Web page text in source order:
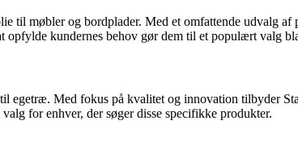
til møbler og bordplader. Med et omfattende udvalg
kundernes behov gør dem til et populært valg
egetræ. Med fokus på kvalitet og innovation tilbyder
for enhver, der søger disse specifikke produkter.